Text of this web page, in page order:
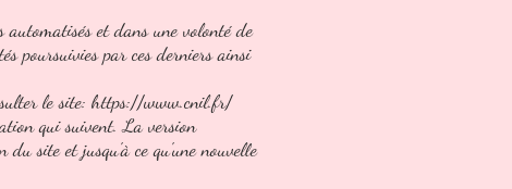
et dans une volonté de
poursuivies par ces derniers ainsi
le site: https://www.cnil.fr/
qui suivent. La version
site et jusqu'à ce qu'une nouvelle